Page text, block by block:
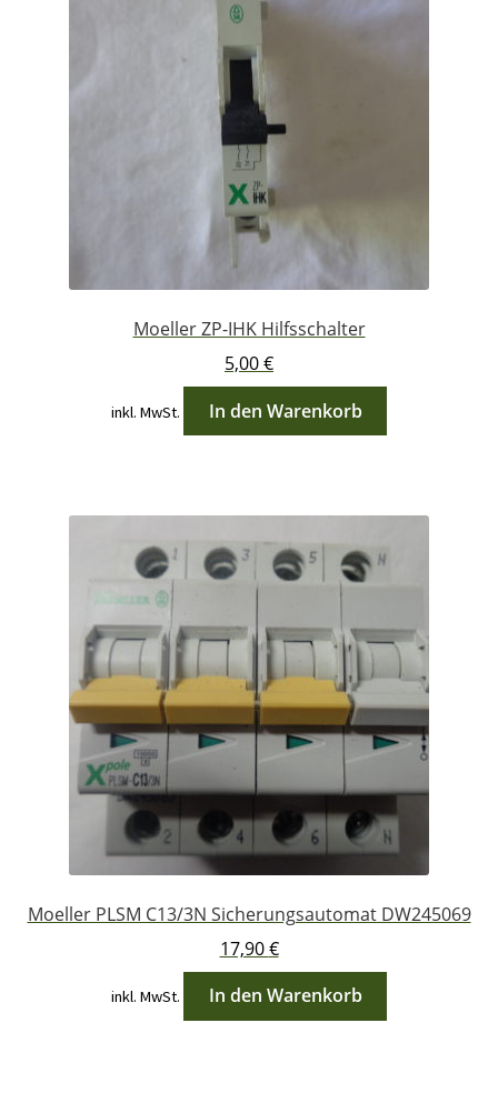
Moeller ZP-IHK Hilfsschalter
5,00€
inkl. MwSt. In den Warenkorb
Moeller PLSM C13/3N Sicherungsautomat DW245069
17,90€
inkl. MwSt. In den Warenkorb